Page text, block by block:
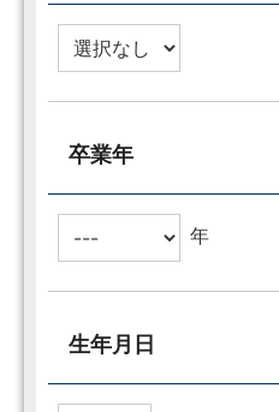
卒業年
年
生年月日